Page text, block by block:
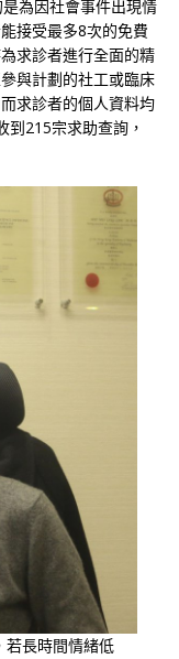
為因社會事件出現情
接受最多8次的免費
求診者進行全面的精
與計劃的社工或臨床
求診者的個人資料均
到215宗求助查詢，
若長時間情緒低